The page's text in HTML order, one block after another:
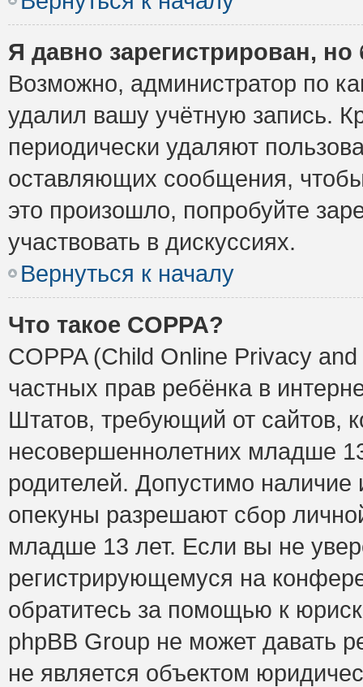
Я давно зарегистрирован,
Возможно, администратор по
удалил вашу учётную запись.
периодически удаляют
оставляющих сообщения,
это произошло, попробуйте
участвовать в дискуссиях.
Вернуться к началу
Что такое COPPA?
COPPA (Child Online Privacy
частных прав ребёнка в
Штатов, требующий от сайтов,
несовершеннолетних младше
родителей. Допустимо наличие
опекуны разрешают сбор
младше 13 лет. Если вы не
регистрирующемуся на
обратитесь за помощью к
phpBB Group не может давать
не является объектом